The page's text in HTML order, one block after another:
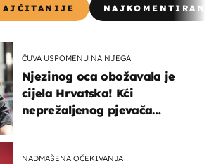
ČUVA USPOMENU NA NJEGA
Njezinog oca obožavala je
cijela Hrvatska! Kći
neprežaljenog pjevača
NADMAŠENA OČEKIVANJA